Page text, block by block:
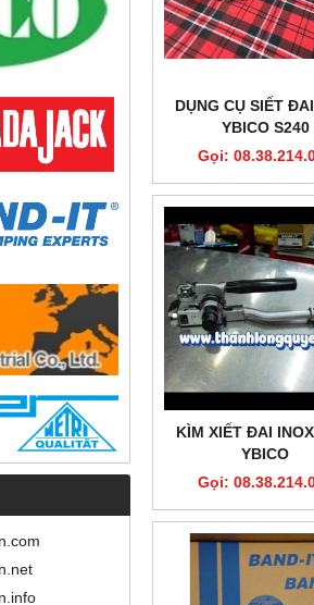
DỤNG CỤ SIẾT
YBICO S240
Gọi:
KÌM XIẾT ĐAI
YBICO
Gọi: